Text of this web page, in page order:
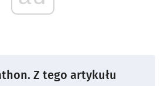
Z tego artykułu